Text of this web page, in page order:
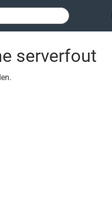
serverfout